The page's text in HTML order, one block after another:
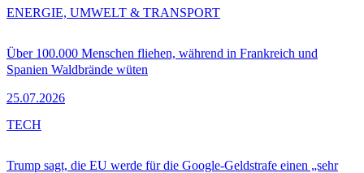
Über 100.000 Menschen fliehen, während in Frankreich und
Spanien Waldbrände wüten
25.07.2026
ENERGIE, UMWELT & TRANSPORT
Trump sagt, die EU werde für die Google-Geldstrafe einen „sehr
TECH